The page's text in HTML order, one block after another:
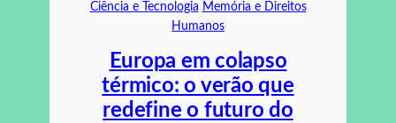
Ciência e Tecnologia Memória e Direitos
Humanos
Europa em colapso
térmico: o verão que
redefine o futuro do